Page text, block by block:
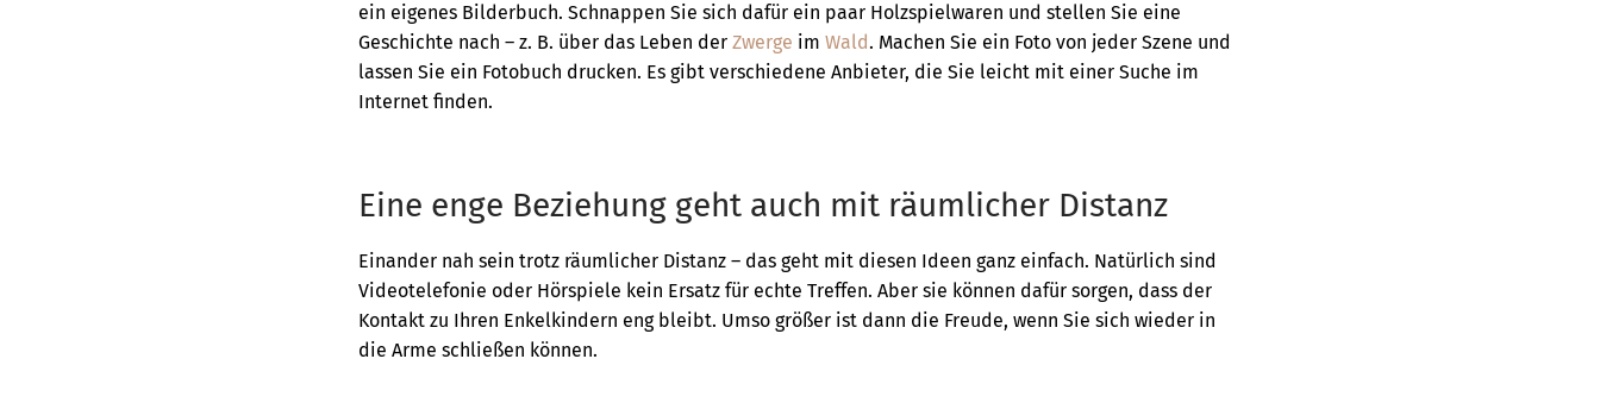
ein eigenes Bilderbuch. Schnappen Sie sich dafür ein paar Holzspielwaren und stellen Sie eine
Geschichte nach – z. B. über das Leben der Zwerge im Wald. Machen Sie ein Foto von jeder Szene und
lassen Sie ein Fotobuch drucken. Es gibt verschiedene Anbieter, die Sie leicht mit einer Suche im
Internet finden.
Eine enge Beziehung geht auch mit räumlicher Distanz
Einander nah sein trotz räumlicher Distanz – das geht mit diesen Ideen ganz einfach. Natürlich sind
Videotelefonie oder Hörspiele kein Ersatz für echte Treffen. Aber sie können dafür sorgen, dass der
Kontakt zu Ihren Enkelkindern eng bleibt. Umso größer ist dann die Freude, wenn Sie sich wieder in
die Arme schließen können.